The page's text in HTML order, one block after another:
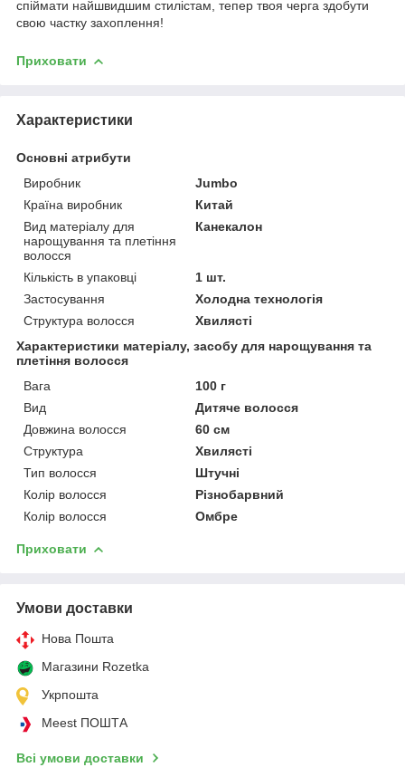
спіймати найшвидшим стилістам, тепер твоя черга здобути
свою частку захоплення!
Приховати
Характеристики
Основні атрибути
Виробник
Jumbo
Країна виробник
Китай
Вид матеріалу для
нарощування та плетіння
волосся
Канекалон
Кількість в упаковці
1 шт.
Застосування
Холодна технологія
Структура волосся
Хвилясті
Характеристики матеріалу, засобу для нарощування та
плетіння волосся
Вага
100 г
Вид
Дитяче волосся
Довжина волосся
60 см
Структура
Хвилясті
Тип волосся
Штучні
Колір волосся
Різнобарвний
Колір волосся
Омбре
Приховати
Умови доставки
Нова Пошта
Магазини Rozetka
Укрпошта
Meest ПОШТА
Всі умови доставки